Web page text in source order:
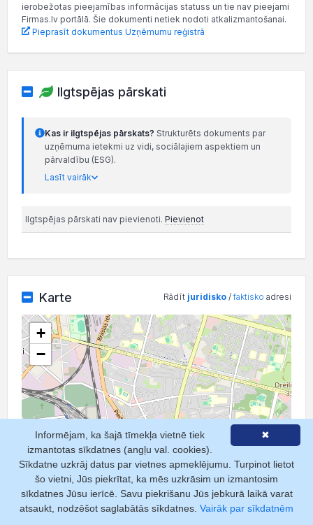
ierobežotas pieejamības informācijas statuss un tie nav pieejami
Firmas.lv portālā. Šie dokumenti netiek nodoti atkalizmantošanai.
Pieprasīt dokumentus Uzņēmumu reģistrā
Ilgtspējas pārskati
Kas ir ilgtspējas pārskats? Strukturēts dokuments par
uzņēmuma ietekmi uz vidi, sociālajiem aspektiem un
pārvaldību (ESG).
Lasīt vairāk
Ilgtspējas pārskati nav pievienoti. Pievienot
Karte Rādīt juridisko /faktisko adresi
+
−
✖
Informējam, ka šajā tīmekļa vietnē tiek
izmantotas sīkdatnes (angļu val. cookies).
Sīkdatne uzkrāj datus par vietnes apmeklējumu. Turpinot lietot
šo vietni, Jūs piekrītat, ka mēs uzkrāsim un izmantosim
sīkdatnes Jūsu ierīcē. Savu piekrišanu Jūs jebkurā laikā varat
atsaukt, nodzēšot saglabātās sīkdatnes. Vairāk par sīkdatnēm